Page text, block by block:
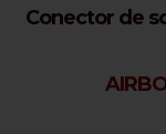
Conector de